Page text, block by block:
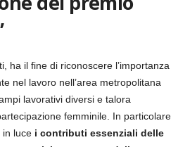
ha il fine di riconoscere l’importanza
nel lavoro nell’area metropolitana
lavorativi diversi e talora
femminile. In particolare
in luce i contributi essenziali delle